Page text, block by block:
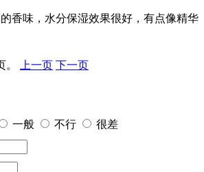
香味，水分保湿效果很好，有点像精华
。 上一页 下一页
一般 不行 很差